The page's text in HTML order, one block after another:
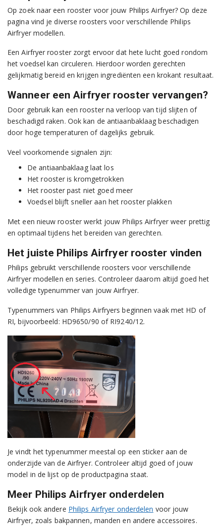
Op zoek naar een rooster voor jouw Philips Airfryer? Op deze
pagina vind je diverse roosters voor verschillende Philips
Airfryer modellen.
Een Airfryer rooster zorgt ervoor dat hete lucht goed rondom
het voedsel kan circuleren. Hierdoor worden gerechten
gelijkmatig bereid en krijgen ingrediënten een krokant resultaat.
Wanneer een Airfryer rooster vervangen?
Door gebruik kan een rooster na verloop van tijd slijten of
beschadigd raken. Ook kan de antiaanbaklaag beschadigen
door hoge temperaturen of dagelijks gebruik.
Veel voorkomende signalen zijn:
De antiaanbaklaag laat los
Het rooster is kromgetrokken
Het rooster past niet goed meer
Voedsel blijft sneller aan het rooster plakken
Met een nieuw rooster werkt jouw Philips Airfryer weer prettig
en optimaal tijdens het bereiden van gerechten.
Het juiste Philips Airfryer rooster vinden
Philips gebruikt verschillende roosters voor verschillende
Airfryer modellen en series. Controleer daarom altijd goed het
volledige typenummer van jouw Airfryer.
Typenummers van Philips Airfryers beginnen vaak met HD of
RI, bijvoorbeeld: HD9650/90 of RI9240/12.
Je vindt het typenummer meestal op een sticker aan de
onderzijde van de Airfryer. Controleer altijd goed of jouw
model in de lijst op de productpagina staat.
Meer Philips Airfryer onderdelen
Bekijk ook andere Philips Airfryer onderdelen voor jouw
Airfryer, zoals bakpannen, manden en andere accessoires.